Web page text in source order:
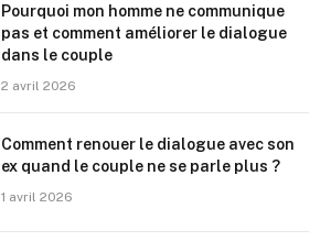
Pourquoi mon homme ne communique
pas et comment améliorer le dialogue
dans le couple
2 avril 2026
Comment renouer le dialogue avec son
ex quand le couple ne se parle plus ?
1 avril 2026